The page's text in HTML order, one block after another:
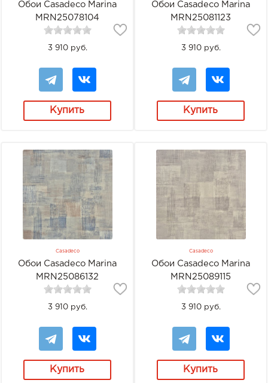
Обои Casadeco Marina
MRN25078104
3 910 руб.
Купить
Обои Casadeco Marina
MRN25081123
3 910 руб.
Купить
Casadeco
Обои Casadeco Marina
MRN25086132
3 910 руб.
Купить
Casadeco
Обои Casadeco Marina
MRN25089115
3 910 руб.
Купить